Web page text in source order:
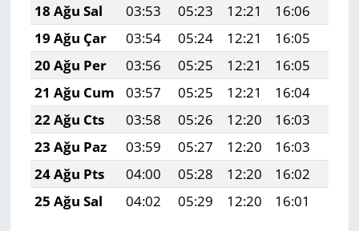
18 Ağu Sal
03:53 05:23 12:21 16:06
19 Ağu Çar
03:54 05:24 12:21 16:05
20 Ağu Per
03:56 05:25 12:21 16:05
21 Ağu Cum
03:57 05:25 12:21 16:04
22 Ağu Cts
03:58 05:26 12:20 16:03
23 Ağu Paz
03:59 05:27 12:20 16:03
24 Ağu Pts
04:00 05:28 12:20 16:02
25 Ağu Sal
04:02 05:29 12:20 16:01